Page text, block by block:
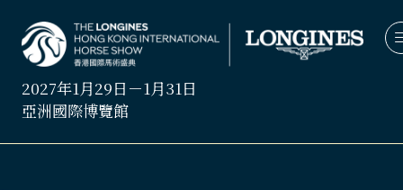
2027年1月29日－1月31日
亞洲國際博覽館